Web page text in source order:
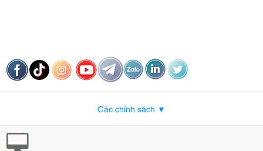
Các chính sách ▼